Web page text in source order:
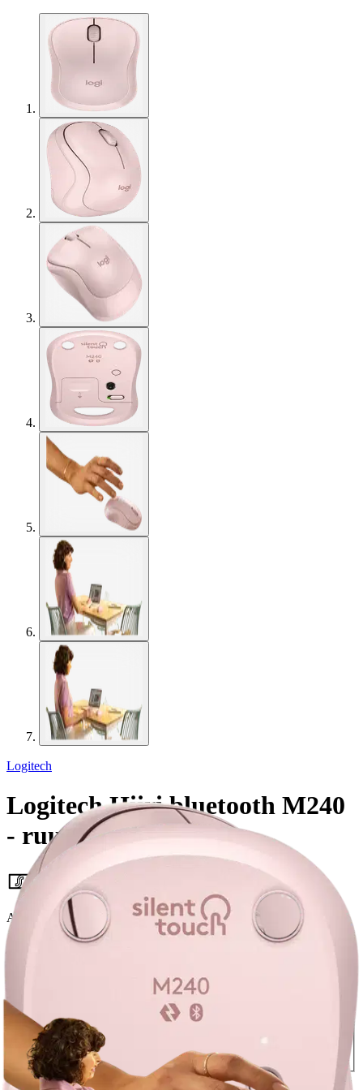
Logitech
Logitech Hiiri bluetooth M240
- ruusu
25,46 €
Asiakasomistajahinta
Hinta ilman S-Etukorttia:
Nouto myymälästä
Ilmainen
Siirry valitsemaan myymälä